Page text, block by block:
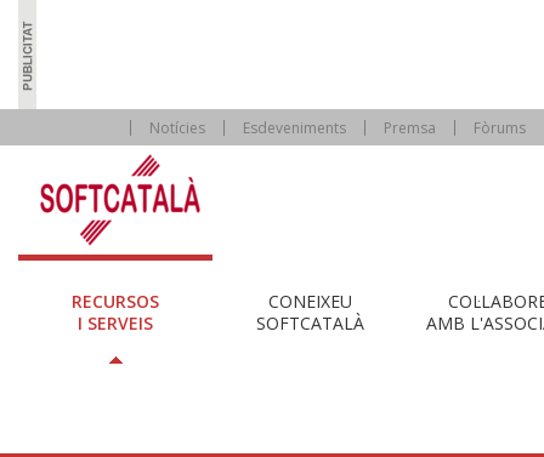
Notícies Esdeveniments Premsa Fòrums
RECURSOS
I SERVEIS
CONEIXEU
SOFTCATALÀ
AMB